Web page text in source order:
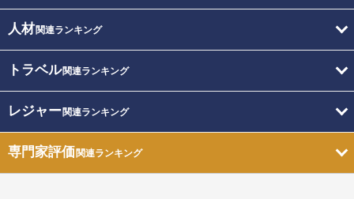
人材関連ランキング
トラベル関連ランキング
レジャー関連ランキング
専門家評価関連ランキング